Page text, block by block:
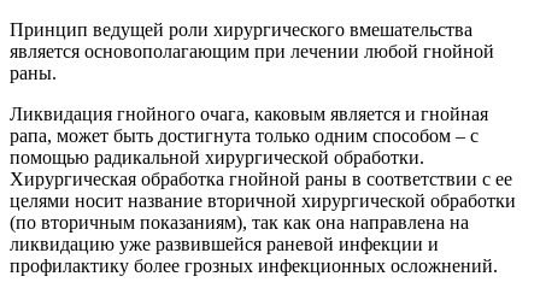
Принцип ведущей роли хирургического вмешательства
является основополагающим при лечении любой гнойной
раны.
Ликвидация гнойного очага, каковым является и гнойная
рапа, может быть достигнута только одним способом – с
помощью радикальной хирургической обработки.
Хирургическая обработка гнойной раны в соответствии с ее
целями носит название вторичной хирургической обработки
(по вторичным показаниям), так как она направлена на
ликвидацию уже развившейся раневой инфекции и
профилактику более грозных инфекционных осложнений.